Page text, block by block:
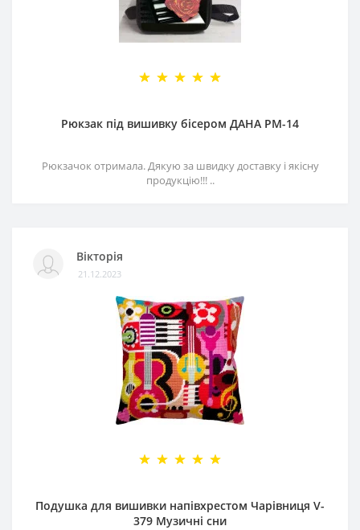
Рюкзак під вишивку бісером ДАНА РМ-14
Рюкзачок отримала. Дякую за швидку доставку і якісну
продукцію!!! ..
Вікторія
21.12.2023
Подушка для вишивки напівхрестом Чарівниця V-
379 Музичні сни